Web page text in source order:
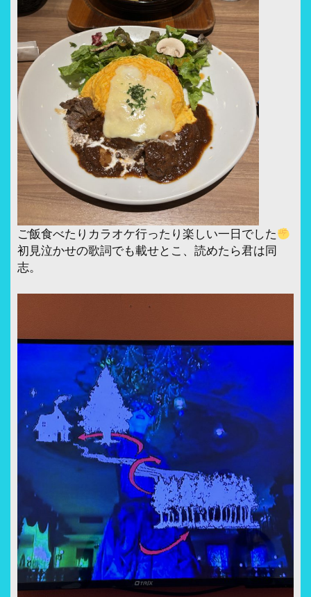
ご飯食べたりカラオケ行ったり楽しい一日でした
初見泣かせの歌詞でも載せとこ、読めたら君は同
志。